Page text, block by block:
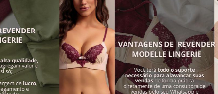
TODOS DE PAGA POUCO MODELLE
TODOS DE PIJAMAS | ROBES